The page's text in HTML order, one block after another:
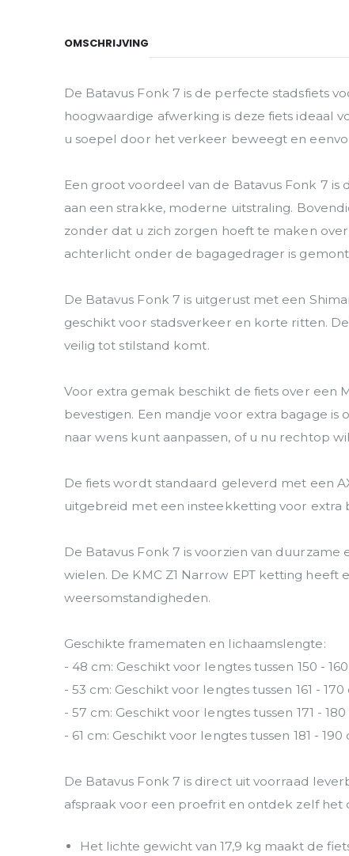
OMSCHRIJVING
De Batavus Fonk 7 is de perfecte stadsfiets
hoogwaardige afwerking is deze fiets ideaal
u soepel door het verkeer beweegt en
Een groot voordeel van de Batavus Fonk 7
aan een strakke, moderne uitstraling.
zonder dat u zich zorgen hoeft te maken
achterlicht onder de bagagedrager is
De Batavus Fonk 7 is uitgerust met een
geschikt voor stadsverkeer en korte ritten.
veilig tot stilstand komt.
Voor extra gemak beschikt de fiets over een
bevestigen. Een mandje voor extra bagage
naar wens kunt aanpassen, of u nu rechtop
De fiets wordt standaard geleverd met een
uitgebreid met een insteekketting voor extra
De Batavus Fonk 7 is voorzien van
wielen. De KMC Z1 Narrow EPT ketting
weersomstandigheden.
Geschikte framematen en lichaamslengte:
- 48 cm: Geschikt voor lengtes tussen 150 -
- 53 cm: Geschikt voor lengtes tussen 161 - 170
- 57 cm: Geschikt voor lengtes tussen 171 -
- 61 cm: Geschikt voor lengtes tussen 181 - 190
De Batavus Fonk 7 is direct uit voorraad
afspraak voor een proefrit en ontdek zelf het
Het lichte gewicht van 17,9 kg maakt de